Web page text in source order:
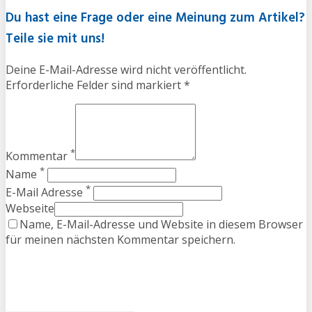
Du hast eine Frage oder eine Meinung zum Artikel?
Teile sie mit uns!
Deine E-Mail-Adresse wird nicht veröffentlicht.
Erforderliche Felder sind markiert *
Kommentar *
Name *
E-Mail Adresse *
Webseite
Name, E-Mail-Adresse und Website in diesem Browser
für meinen nächsten Kommentar speichern.